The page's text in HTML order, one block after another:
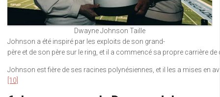
Dwayne Johnson Taille
Johnson a été inspiré par les exploits de son grand-
père et de son père sur le ring, et il a commencé sa propre carrière
Johnson est fière de ses racines polynésiennes, et il les a mises en
[10]